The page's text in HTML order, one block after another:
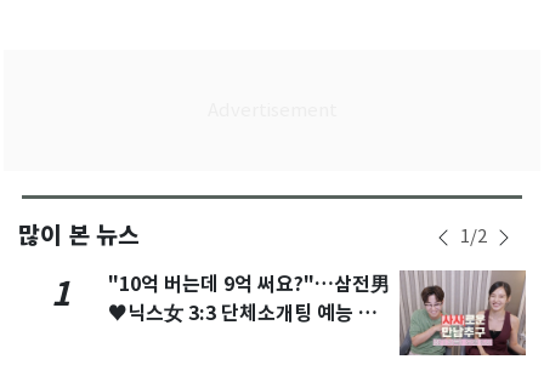
많이 본 뉴스 1/2
1
"10억 버는데 9억 써요?"…삼전男
♥닉스女 3:3 단체소개팅 예능 화